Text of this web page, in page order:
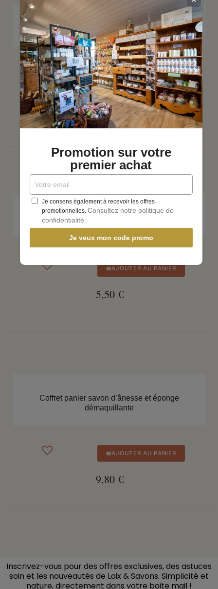
APERÇU RAPIDE
Lot de 2 dentifrices solides naturels
AJOUTER AU PANIER
19,20 €17,28 € Économisez 10%
APERÇU RAPIDE
Porte-savon aimanté
AJOUTER AU PANIER
5,50 €
Coffret panier savon d’ânesse et éponge
démaquillante
AJOUTER AU PANIER
9,80 €
Inscrivez-vous pour des offres exclusives, des astuces
soin et les nouveautés de Loix & Savons. Simplicité et
nature, directement dans votre boite mail !
Promotion sur votre
premier achat
Je consens également à recevoir les offres
promotionnelles. Consultez notre politique de
confidentialité.
Je veux mon code promo